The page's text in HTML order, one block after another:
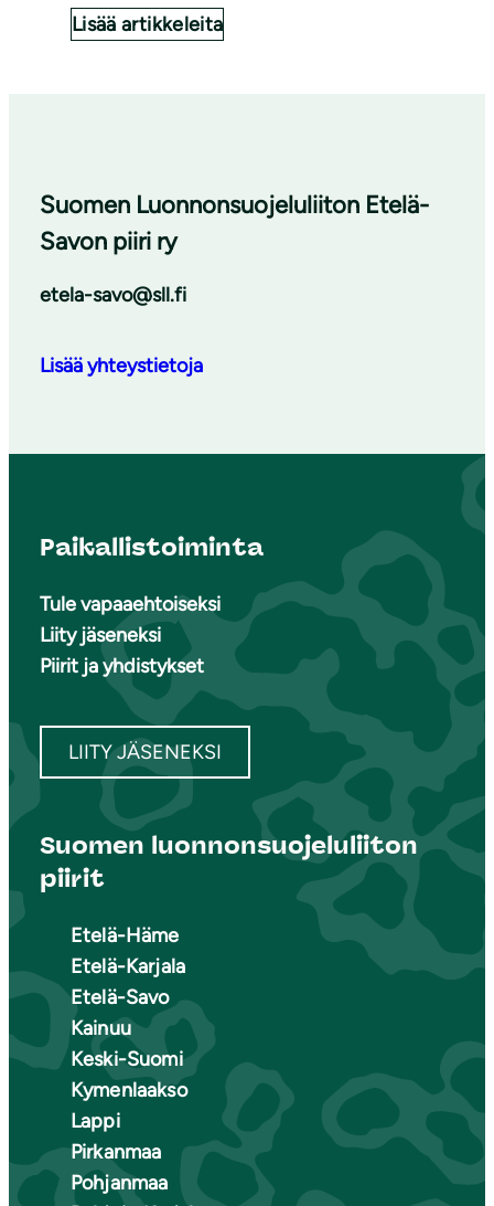
Lisää artikkeleita
Suomen Luonnonsuojeluliiton Etelä-
Savon piiri ry
etela-savo@sll.fi
Lisää yhteystietoja
Paikallistoiminta
Tule vapaaehtoiseksi
Liity jäseneksi
Piirit ja yhdistykset
LIITY JÄSENEKSI
Suomen luonnonsuojeluliiton
piirit
Etelä-Häme
Etelä-Karjala
Etelä-Savo
Kainuu
Keski-Suomi
Kymenlaakso
Lappi
Pirkanmaa
Pohjanmaa